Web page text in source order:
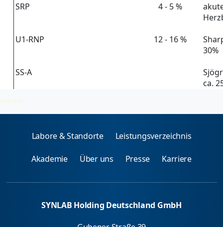
SRP
4 - 5 %
U1-RNP
12 - 16 %
30%
SS-A
ca.
2026-08-05
Labore & Standorte Leistungsverzeichnis
Akademie Über uns Presse Karriere
SYNLAB Holding Deutschland GmbH